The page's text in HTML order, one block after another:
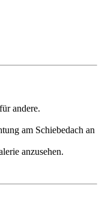
andere.
am Schiebedach an
anzusehen.